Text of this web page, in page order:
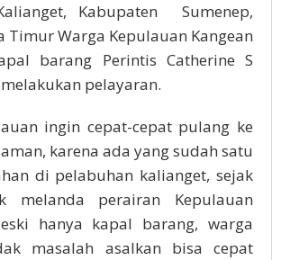
Kabupaten Sumenep,
Timur Warga Kepulauan Kangean
barang Perintis Catherine S
pelayaran.
ingin cepat-cepat pulang ke
karena ada yang sudah satu
di pelabuhan kalianget, sejak
melanda perairan Kepulauan
hanya kapal barang, warga
masalah asalkan bisa cepat